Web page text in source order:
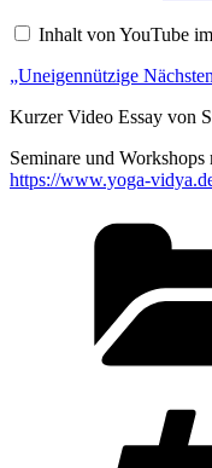
anzeigen
Inhalt von YouTube
„Uneigennützige
Kurzer Video Essay von
Seminare und
https://www.yoga-